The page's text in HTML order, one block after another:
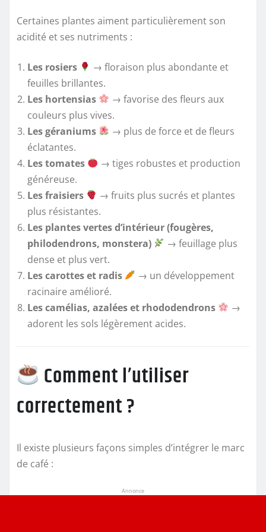
Certaines plantes aiment particulièrement son
acidité et ses nutriments :
Les rosiers
→ floraison plus abondante et
feuilles brillantes.
Les hortensias
→ favorise des fleurs aux
couleurs plus vives.
Les géraniums
→ plus de force et de fleurs
éclatantes.
Les tomates
→ tiges robustes et production
généreuse.
Les fraisiers
→ fruits plus sucrés et plantes
plus résistantes.
Les plantes vertes d’intérieur (fougères,
philodendrons, monstera)
→ feuillage plus
dense et plus vert.
Les carottes et radis
→ un développement
racinaire amélioré.
Les camélias, azalées et rhododendrons
→
adorent les sols légèrement acides.
Comment l’utiliser
correctement ?
Il existe plusieurs façons simples d’intégrer le marc
de café :
Annonce